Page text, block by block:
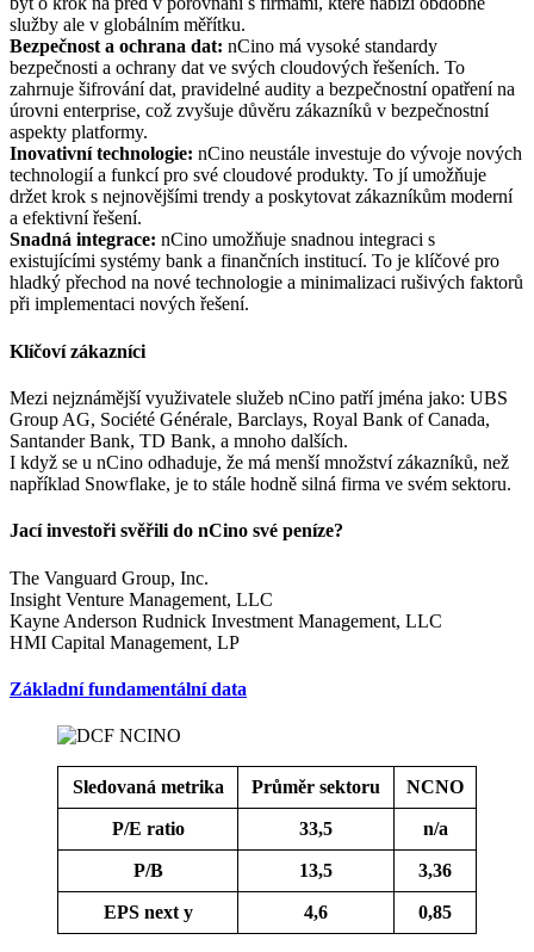
služby ale v globálním měřítku.
Bezpečnost a ochrana dat: nCino má vysoké standardy
bezpečnosti a ochrany dat ve svých cloudových řešeních. To
zahrnuje šifrování dat, pravidelné audity a bezpečnostní opatření na
úrovni enterprise, což zvyšuje důvěru zákazníků v bezpečnostní
aspekty platformy.
Inovativní technologie: nCino neustále investuje do vývoje nových
technologií a funkcí pro své cloudové produkty. To jí umožňuje
držet krok s nejnovějšími trendy a poskytovat zákazníkům moderní
a efektivní řešení.
Snadná integrace: nCino umožňuje snadnou integraci s
existujícími systémy bank a finančních institucí. To je klíčové pro
hladký přechod na nové technologie a minimalizaci rušivých faktorů
při implementaci nových řešení.
Klíčoví zákazníci
Mezi nejznámější využivatele služeb nCino patří jména jako: UBS
Group AG, Société Générale, Barclays, Royal Bank of Canada,
Santander Bank, TD Bank, a mnoho dalších.
I když se u nCino odhaduje, že má menší množství zákazníků, než
například Snowflake, je to stále hodně silná firma ve svém sektoru.
Jací investoři svěřili do nCino své peníze?
The Vanguard Group, Inc.
Insight Venture Management, LLC
Kayne Anderson Rudnick Investment Management, LLC
HMI Capital Management, LP
Základní fundamentální data
Sledovaná metrika Průměr sektoru NCNO
P/E ratio 33,5 n/a
P/B 13,5 3,36
EPS next y 4,6 0,85